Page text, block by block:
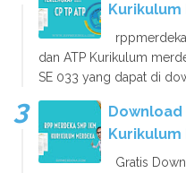
Kurikulum
dan ATP Kurikulum
SE 033 yang dapat di
Download
Kurikulum
Gratis